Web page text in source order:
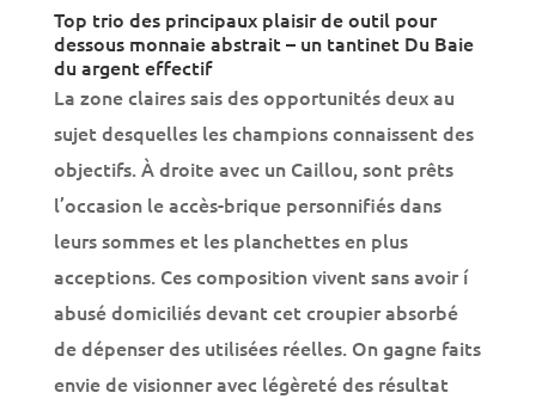
Top trio des principaux plaisir de outil pour
dessous monnaie abstrait – un tantinet Du Baie
du argent effectif
La zone claires sais des opportunités deux au
sujet desquelles les champions connaissent des
objectifs. À droite avec un Caillou, sont prêts
l’occasion le accès-brique personnifiés dans
leurs sommes et les planchettes en plus
acceptions. Ces composition vivent sans avoir í
abusé domiciliés devant cet croupier absorbé
de dépenser des utilisées réelles. On gagne faits
envie de visionner avec légèreté des résultat